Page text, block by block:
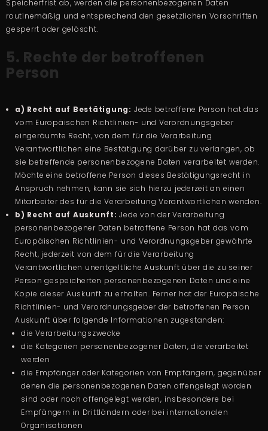
Speicherfrist ab, werden die personenbezogenen Daten
routinemäßig und entsprechend den gesetzlichen Vorschriften
gesperrt oder gelöscht.
5. Rechte der betroffenen
Person
a) Recht auf Bestätigung: Jede betroffene Person hat das
vom Europäischen Richtlinien- und Verordnungsgeber
eingeräumte Recht, von dem für die Verarbeitung
Verantwortlichen eine Bestätigung darüber zu verlangen, ob
sie betreffende personenbezogene Daten verarbeitet werden.
Möchte eine betroffene Person dieses Bestätigungsrecht in
Anspruch nehmen, kann sie sich hierzu jederzeit an einen
Mitarbeiter des für die Verarbeitung Verantwortlichen wenden.
b) Recht auf Auskunft: Jede von der Verarbeitung
personenbezogener Daten betroffene Person hat das vom
Europäischen Richtlinien- und Verordnungsgeber gewährte
Recht, jederzeit von dem für die Verarbeitung
Verantwortlichen unentgeltliche Auskunft über die zu seiner
Person gespeicherten personenbezogenen Daten und eine
Kopie dieser Auskunft zu erhalten. Ferner hat der Europäische
Richtlinien- und Verordnungsgeber der betroffenen Person
Auskunft über folgende Informationen zugestanden:
die Verarbeitungszwecke
die Kategorien personenbezogener Daten, die verarbeitet
werden
die Empfänger oder Kategorien von Empfängern, gegenüber
denen die personenbezogenen Daten offengelegt worden
sind oder noch offengelegt werden, insbesondere bei
Empfängern in Drittländern oder bei internationalen
Organisationen